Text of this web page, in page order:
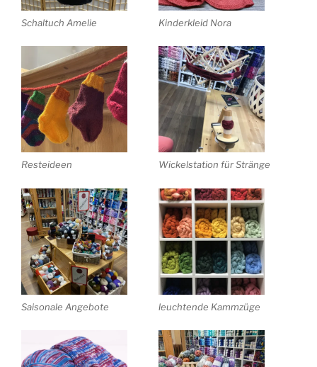
Schaltuch Amelie Kinderkleid Nora
Resteideen Wickelstation für Stränge
Saisonale Angebote leuchtende Kammzüge